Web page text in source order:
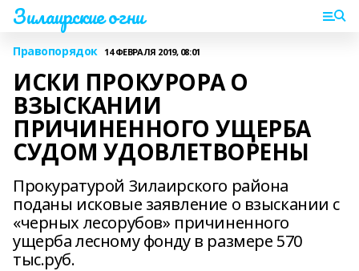
Зилаирские огни
Правопорядок 14 ФЕВРАЛЯ 2019, 08:01
ИСКИ ПРОКУРОРА О
ВЗЫСКАНИИ
ПРИЧИНЕННОГО УЩЕРБА
СУДОМ УДОВЛЕТВОРЕНЫ
Прокуратурой Зилаирского района
поданы исковые заявление о взыскании с
«черных лесорубов» причиненного
ущерба лесному фонду в размере 570
тыс.руб.